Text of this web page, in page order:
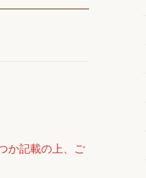
か記載の上、ご